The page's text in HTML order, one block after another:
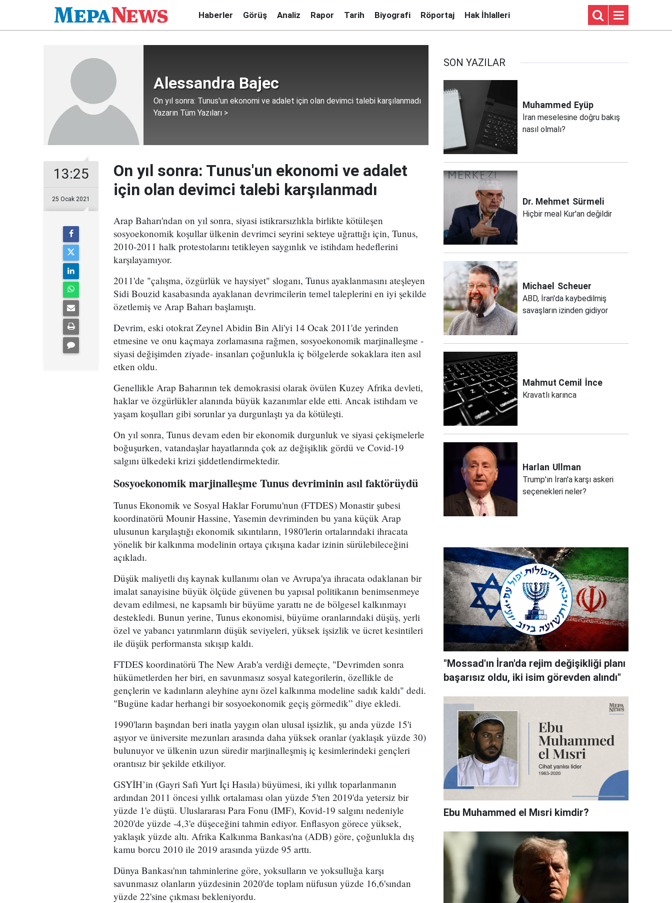
Haberler Görüş Analiz Rapor Tarih Biyografi Röportaj Hak İhlalleri
Alessandra Bajec
On yıl sonra: Tunus'un ekonomi ve adalet için olan devimci talebi karşılanmadı
Yazarın Tüm Yazıları >
13:25
25 Ocak 2021
On yıl sonra: Tunus'un ekonomi ve adalet
için olan devimci talebi karşılanmadı
Arap Baharı'ndan on yıl sonra, siyasi istikrarsızlıkla birlikte kötüleşen
sosyoekonomik koşullar ülkenin devrimci seyrini sekteye uğrattığı için, Tunus,
2010-2011 halk protestolarını tetikleyen saygınlık ve istihdam hedeflerini
karşılayamıyor.
2011'de "çalışma, özgürlük ve haysiyet" sloganı, Tunus ayaklanmasını ateşleyen
Sidi Bouzid kasabasında ayaklanan devrimcilerin temel taleplerini en iyi şekilde
özetlemiş ve Arap Baharı başlamıştı.
Devrim, eski otokrat Zeynel Abidin Bin Ali'yi 14 Ocak 2011'de yerinden
etmesine ve onu kaçmaya zorlamasına rağmen, sosyoekonomik marjinalleşme -
siyasi değişimden ziyade- insanları çoğunlukla iç bölgelerde sokaklara iten asıl
etken oldu.
Genellikle Arap Baharının tek demokrasisi olarak övülen Kuzey Afrika devleti,
haklar ve özgürlükler alanında büyük kazanımlar elde etti. Ancak istihdam ve
yaşam koşulları gibi sorunlar ya durgunlaştı ya da kötüleşti.
On yıl sonra, Tunus devam eden bir ekonomik durgunluk ve siyasi çekişmelerle
boğuşurken, vatandaşlar hayatlarında çok az değişiklik gördü ve Covid-19
salgını ülkedeki krizi şiddetlendirmektedir.
Sosyoekonomik marjinalleşme Tunus devriminin asıl faktörüydü
Tunus Ekonomik ve Sosyal Haklar Forumu'nun (FTDES) Monastir şubesi
koordinatörü Mounir Hassine, Yasemin devriminden bu yana küçük Arap
ulusunun karşılaştığı ekonomik sıkıntıların, 1980'lerin ortalarındaki ihracata
yönelik bir kalkınma modelinin ortaya çıkışına kadar izinin sürülebileceğini
açıkladı.
Düşük maliyetli dış kaynak kullanımı olan ve Avrupa'ya ihracata odaklanan bir
imalat sanayisine büyük ölçüde güvenen bu yapısal politikanın benimsenmeye
devam edilmesi, ne kapsamlı bir büyüme yarattı ne de bölgesel kalkınmayı
destekledi. Bunun yerine, Tunus ekonomisi, büyüme oranlarındaki düşüş, yerli
özel ve yabancı yatırımların düşük seviyeleri, yüksek işsizlik ve ücret kesintileri
ile düşük performansta sıkışıp kaldı.
FTDES koordinatörü The New Arab'a verdiği demeçte, "Devrimden sonra
hükümetlerden her biri, en savunmasız sosyal kategorilerin, özellikle de
gençlerin ve kadınların aleyhine aynı özel kalkınma modeline sadık kaldı" dedi.
"Bugüne kadar herhangi bir sosyoekonomik geçiş görmedik” diye ekledi.
1990'ların başından beri inatla yaygın olan ulusal işsizlik, şu anda yüzde 15'i
aşıyor ve üniversite mezunları arasında daha yüksek oranlar (yaklaşık yüzde 30)
bulunuyor ve ülkenin uzun süredir marjinalleşmiş iç kesimlerindeki gençleri
orantısız bir şekilde etkiliyor.
GSYİH’in (Gayri Safi Yurt İçi Hasıla) büyümesi, iki yıllık toparlanmanın
ardından 2011 öncesi yıllık ortalaması olan yüzde 5'ten 2019'da yetersiz bir
yüzde 1'e düştü. Uluslararası Para Fonu (IMF), Kovid-19 salgını nedeniyle
2020'de yüzde -4,3'e düşeceğini tahmin ediyor. Enflasyon görece yüksek,
yaklaşık yüzde altı. Afrika Kalkınma Bankası'na (ADB) göre, çoğunlukla dış
kamu borcu 2010 ile 2019 arasında yüzde 95 arttı.
Dünya Bankası'nın tahminlerine göre, yoksulların ve yoksulluğa karşı
savunmasız olanların yüzdesinin 2020'de toplam nüfusun yüzde 16,6'sından
yüzde 22'sine çıkması bekleniyordu.
SON YAZILAR
Muhammed Eyüp
İran meselesine doğru bakış
nasıl olmalı?
Dr. Mehmet Sürmeli
Hiçbir meal Kur'an değildir
Michael Scheuer
ABD, İran'da kaybedilmiş
savaşların izinden gidiyor
Mahmut Cemil İnce
Kravatlı karınca
Harlan Ullman
Trump'ın İran'a karşı askeri
seçenekleri neler?
"Mossad'ın İran'da rejim değişikliği planı
başarısız oldu, iki isim görevden alındı"
Ebu Muhammed el Mısri kimdir?